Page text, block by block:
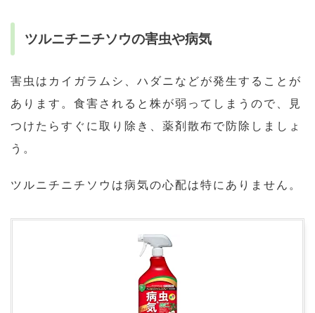
ツルニチニチソウの害虫や病気
害虫はカイガラムシ、ハダニなどが発生することが
あります。食害されると株が弱ってしまうので、見
つけたらすぐに取り除き、薬剤散布で防除しましょ
う。
ツルニチニチソウは病気の心配は特にありません。